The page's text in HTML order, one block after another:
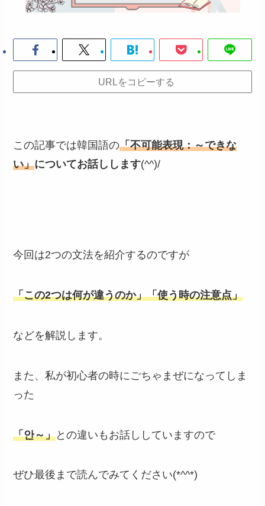
URLをコピーする
この記事では韓国語の「不可能表現：～できな
い」についてお話しします(^^)/
今回は2つの文法を紹介するのですが
「この2つは何が違うのか」「使う時の注意点」
などを解説します。
また、私が初心者の時にごちゃまぜになってしま
った
「안～」との違いもお話ししていますので
ぜひ最後まで読んでみてください(*^^*)